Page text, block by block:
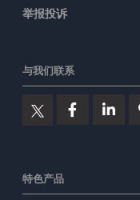
举报投诉
与我们联系
特色产品